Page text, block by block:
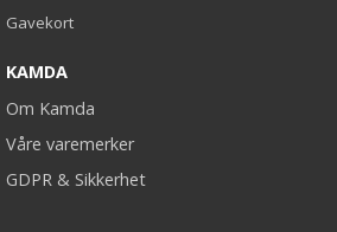
Gavekort
KAMDA
Om Kamda
Våre varemerker
GDPR & Sikkerhet